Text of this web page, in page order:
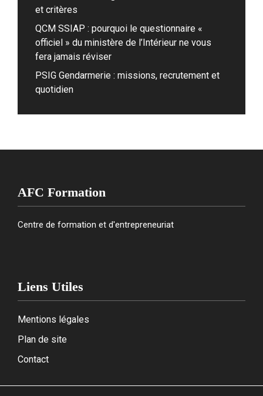
et critères
QCM SSIAP : pourquoi le questionnaire «
officiel » du ministère de l’Intérieur ne vous
fera jamais réviser
PSIG Gendarmerie : missions, recrutement et
quotidien
AFC Formation
Centre de formation et d'entrepreneuriat
Liens Utiles
Mentions légales
Plan de site
Contact